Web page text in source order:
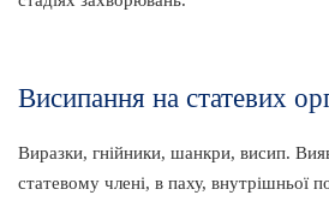
Висипання на статевих
Виразки, гнійники, шанкри, висип.
статевому члені, в паху, внутрішньої